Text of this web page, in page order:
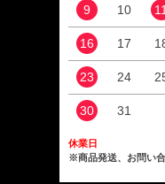
9 10
16 17
23 24
30 31
休業日
※商品発送、お問い合